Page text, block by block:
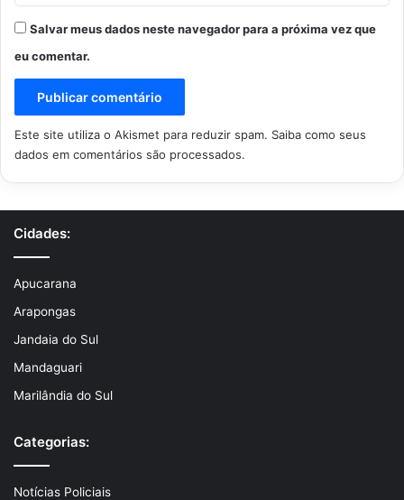
Salvar meus dados neste navegador para a próxima vez que
eu comentar.
Este site utiliza o Akismet para reduzir spam. Saiba como seus
dados em comentários são processados.
Cidades:
Apucarana
Arapongas
Jandaia do Sul
Mandaguari
Marilândia do Sul
Categorias:
Notícias Policiais